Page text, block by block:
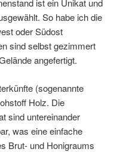
ist ein Unikat und
So habe ich die
oder Südost
sind selbst gezimmert
angefertigt.
(sogenannte
Holz. Die
sind untereinander
was eine einfache
Brut- und Honigraums